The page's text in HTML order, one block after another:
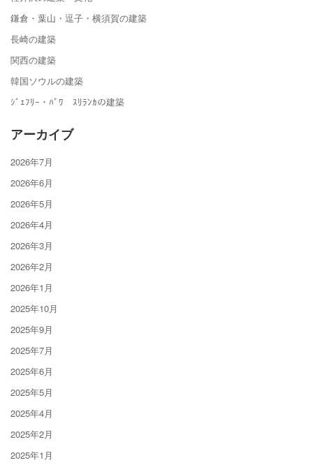
鎌倉・葉山・逗子・横須賀の建築
長崎の建築
関西の建築
韓国ソウルの建築
ｼﾞｪﾌﾘｰ・ﾊﾞﾜ ｽﾘﾗﾝｶの建築
アーカイブ
2026年7月
2026年6月
2026年5月
2026年4月
2026年3月
2026年2月
2026年1月
2025年10月
2025年9月
2025年7月
2025年6月
2025年5月
2025年4月
2025年2月
2025年1月